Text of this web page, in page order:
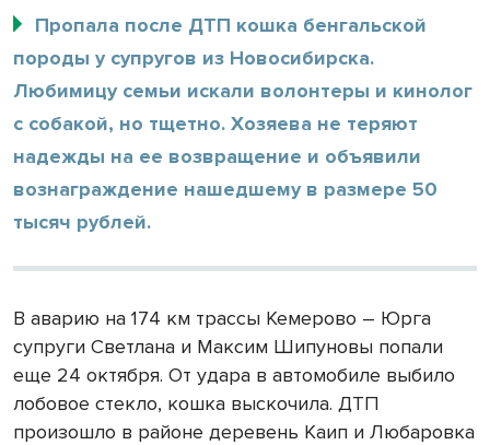
Пропала после ДТП кошка бенгальской
породы у супругов из Новосибирска.
Любимицу семьи искали волонтеры и кинолог
с собакой, но тщетно. Хозяева не теряют
надежды на ее возвращение и объявили
вознаграждение нашедшему в размере 50
тысяч рублей.
В аварию на 174 км трассы Кемерово – Юрга
супруги Светлана и Максим Шипуновы попали
еще 24 октября. От удара в автомобиле выбило
лобовое стекло, кошка выскочила. ДТП
произошло в районе деревень Каип и Любаровка